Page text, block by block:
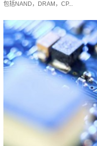
包括NAND，DRAM，CP...